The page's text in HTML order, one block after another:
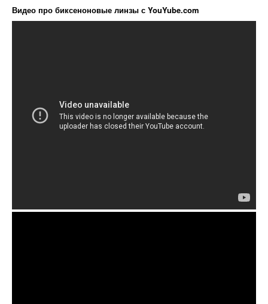
Видео про биксеноновые линзы с YouYube.com